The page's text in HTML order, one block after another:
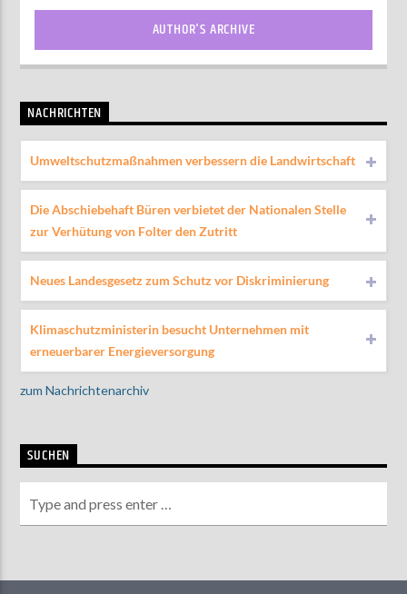
AUTHOR'S ARCHIVE
NACHRICHTEN
Umweltschutzmaßnahmen verbessern die Landwirtschaft
Die Abschiebehaft Büren verbietet der Nationalen Stelle
zur Verhütung von Folter den Zutritt
Neues Landesgesetz zum Schutz vor Diskriminierung
Klimaschutzministerin besucht Unternehmen mit
erneuerbarer Energieversorgung
zum Nachrichtenarchiv
SUCHEN